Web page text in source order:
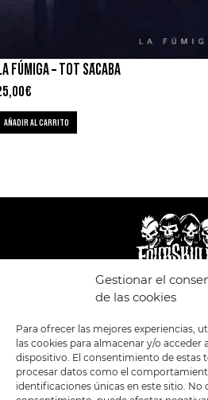
Gestionar el
de las cookies
Para ofrecer las mejores experiencias,
las cookies para almacenar y/o acceder
dispositivo. El consentimiento de estas
procesar datos como el
identificaciones únicas en este sitio. No
FÚMIGA – TOT S´ACABA
€
AÑADIR AL CARRITO
POLÍTICA DE
PRIVACIDAD
TÉRMINOS Y
CONDICIONES
GENERALES DE LA
VENTA